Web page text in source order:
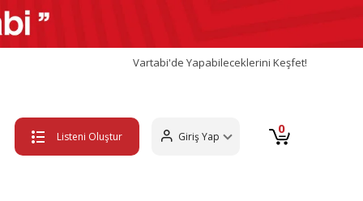
Vartabi'de Yapabileceklerini Keşfet!
Listeni Oluştur Giriş Yap 0